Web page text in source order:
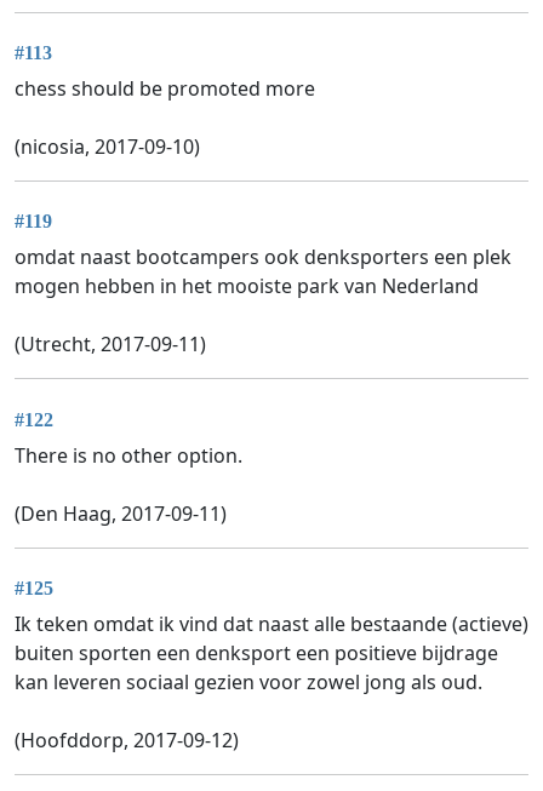
#113
chess should be promoted more
(nicosia, 2017-09-10)
#119
omdat naast bootcampers ook denksporters een plek
mogen hebben in het mooiste park van Nederland
(Utrecht, 2017-09-11)
#122
There is no other option.
(Den Haag, 2017-09-11)
#125
Ik teken omdat ik vind dat naast alle bestaande (actieve)
buiten sporten een denksport een positieve bijdrage
kan leveren sociaal gezien voor zowel jong als oud.
(Hoofddorp, 2017-09-12)